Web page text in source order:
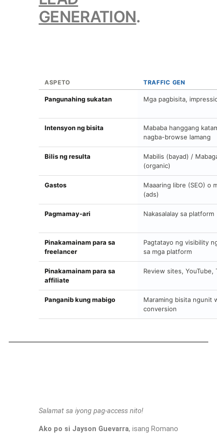
GENERATION.
ASPETO TRAFFIC GEN
Pangunahing sukatan Mga pagbisita,
Intensyon ng bisita
Mababa hanggang
nagba-browse lamang
Bilis ng resulta
Mabilis (bayad) /
(organic)
Gastos
Maaaring libre (SEO) o
(ads)
Pagmamay-ari Nakasalalay sa platform
Pinakamainam para sa
freelancer
Pagtatayo ng visibility
sa mga platform
Pinakamainam para sa
affiliate
Review sites, YouTube,
Panganib kung mabigo
Maraming bisita ngunit
conversion
Salamat sa iyong pag-access nito!
Ako po si Jayson Guevarra, isang Romano